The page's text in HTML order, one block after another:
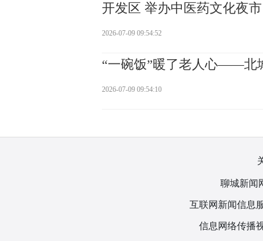
开发区 举办中医药文化夜市
2026-07-09 09:54:52
“一碗饭”暖了老人心——北
2026-07-09 09:54:10
聊城新闻
互联网新闻信息
信息网络传播